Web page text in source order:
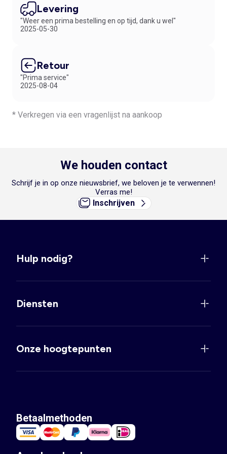
onze acties en aanbiedingen!
Levering
"Weer een prima bestelling en op tijd, dank u wel"
2025-05-30
Retour
"Prima service"
2025-08-04
* Verkregen via een vragenlijst na aankoop
We houden contact
Schrijf je in op onze nieuwsbrief, we beloven je te verwennen!
Verras me!
Inschrijven
Hulp nodig?
Diensten
Onze hoogtepunten
Betaalmethoden